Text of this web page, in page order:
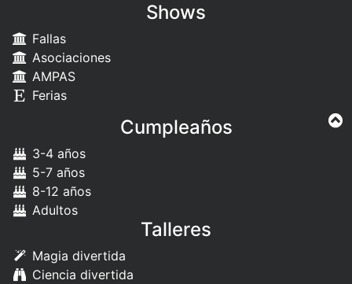
Shows
Fallas
Asociaciones
AMPAS
Ferias
Cumpleaños
3-4 años
5-7 años
8-12 años
Adultos
Talleres
Magia divertida
Ciencia divertida